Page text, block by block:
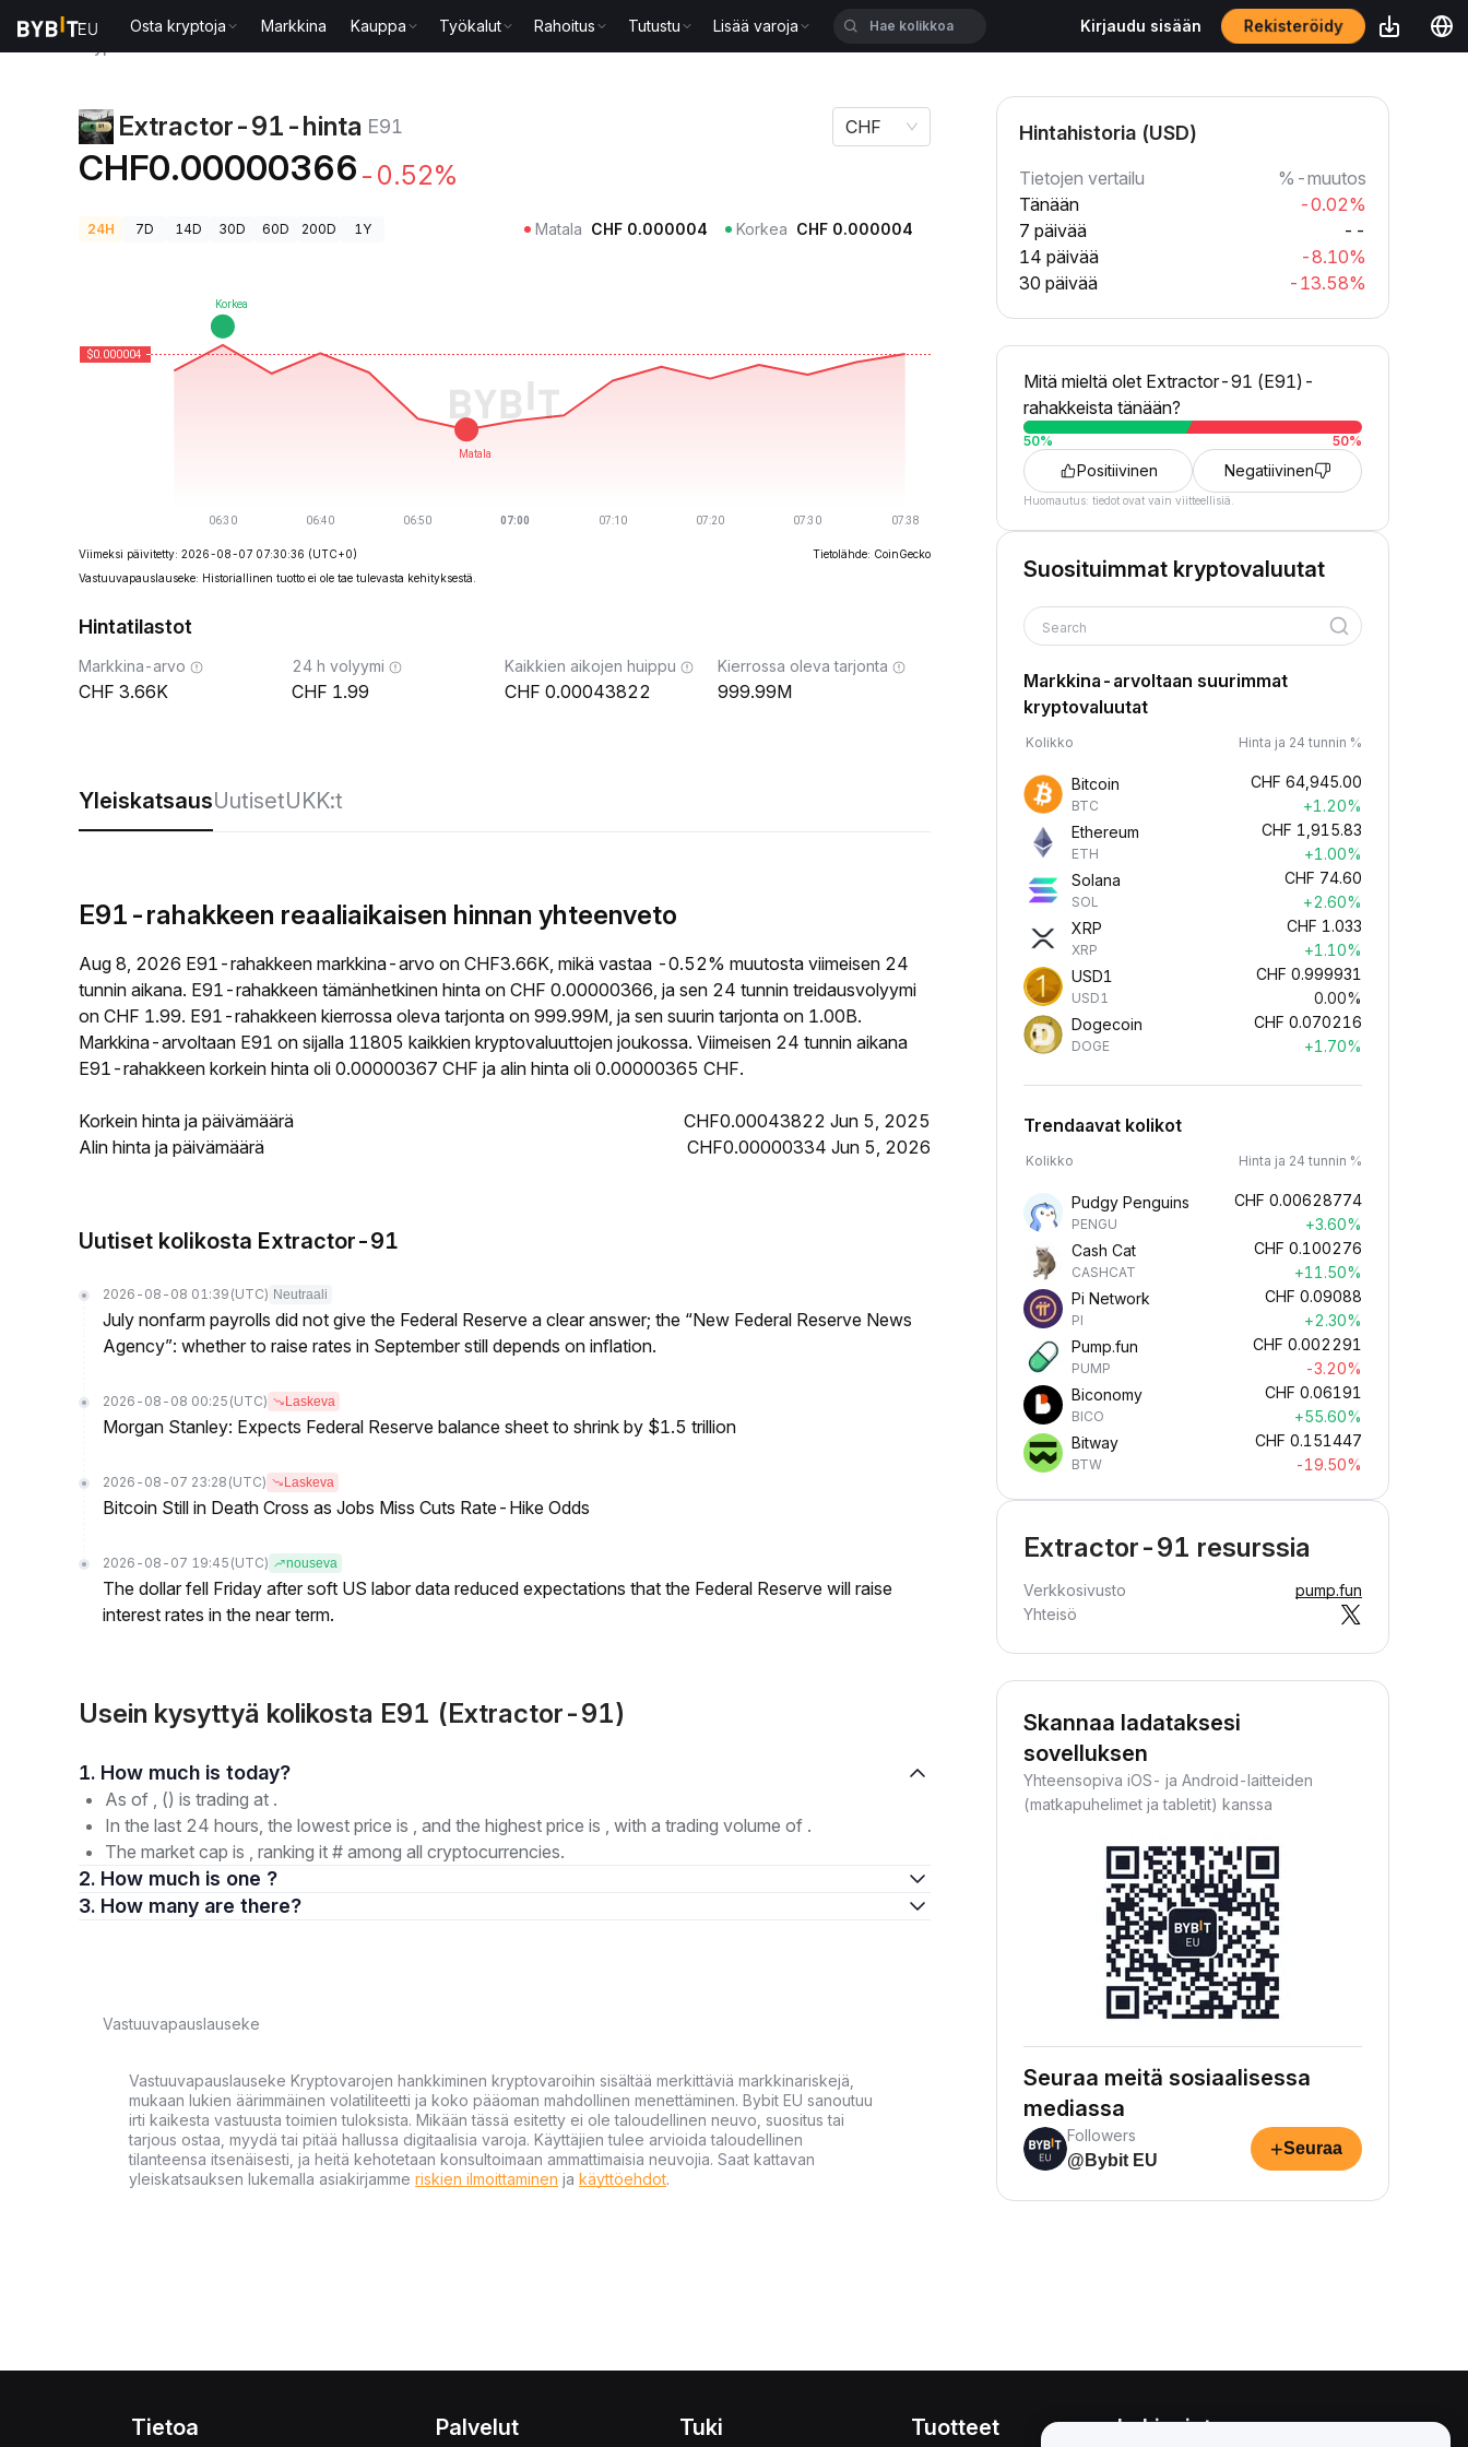
Osta kryptoja Markkina Kauppa Työkalut Rahoitus Tutustu Lisää varoja Kirjaudu sisään Rekisteröidy
Extractor-91-hinta E91
CHF0.00000366 -0.52%
CHF
24H 7D 14D 30D 60D 200D 1Y Matala CHF 0.000004 Korkea CHF 0.000004
Viimeksi päivitetty: 2026-08-07 07:30:36 (UTC+0)
Tietolähde: CoinGecko
Vastuuvapauslauseke: Historiallinen tuotto ei ole tae tulevasta kehityksestä.
Hintatilastot
Markkina-arvo
3.66K
24 h volyymi
1.99
Kaikkien aikojen huippu
0.00043822
Kierrossa oleva tarjonta
999.99M
YleiskatsausUutisetUKK:t
E91-rahakkeen reaaliaikaisen hinnan yhteenveto
Aug 8, 2026 E91-rahakkeen markkina-arvo on CHF3.66K, mikä vastaa -0.52% muutosta viimeisen 24
tunnin aikana. E91-rahakkeen tämänhetkinen hinta on CHF 0.00000366, ja sen 24 tunnin treidausvolyymi
on CHF 1.99. E91-rahakkeen kierrossa oleva tarjonta on 999.99M, ja sen suurin tarjonta on 1.00B.
Markkina-arvoltaan E91 on sijalla 11805 kaikkien kryptovaluuttojen joukossa. Viimeisen 24 tunnin aikana
E91-rahakkeen korkein hinta oli 0.00000367 CHF ja alin hinta oli 0.00000365 CHF.
Korkein hinta ja päivämäärä
CHF0.00043822 Jun 5, 2025
Alin hinta ja päivämäärä
CHF0.00000334 Jun 5, 2026
Uutiset kolikosta Extractor-91
2026-08-08 01:39 (UTC) Neutraali
July nonfarm payrolls did not give the Federal Reserve a clear answer; the “New Federal Reserve News
Agency”: whether to raise rates in September still depends on inflation.
2026-08-08 00:25 (UTC) Laskeva
Morgan Stanley: Expects Federal Reserve balance sheet to shrink by $1.5 trillion
2026-08-07 23:28 (UTC) Laskeva
Bitcoin Still in Death Cross as Jobs Miss Cuts Rate-Hike Odds
2026-08-07 19:45 (UTC) nouseva
The dollar fell Friday after soft US labor data reduced expectations that the Federal Reserve will raise
interest rates in the near term.
Usein kysyttyä kolikosta E91 (Extractor-91)
1. How much is today?
As of , () is trading at .
In the last 24 hours, the lowest price is , and the highest price is , with a trading volume of .
The market cap is , ranking it # among all cryptocurrencies.
2. How much is one ?
3. How many are there?
Vastuuvapauslauseke
Vastuuvapauslauseke Kryptovarojen hankkiminen kryptovaroihin sisältää merkittäviä markkinariskejä,
mukaan lukien äärimmäinen volatiliteetti ja koko pääoman mahdollinen menettäminen. Bybit EU sanoutuu
irti kaikesta vastuusta toimien tuloksista. Mikään tässä esitetty ei ole taloudellinen neuvo, suositus tai
tarjous ostaa, myydä tai pitää hallussa digitaalisia varoja. Käyttäjien tulee arvioida taloudellinen
tilanteensa itsenäisesti, ja heitä kehotetaan konsultoimaan ammattimaisia neuvojia. Saat kattavan
yleiskatsauksen lukemalla asiakirjamme riskien ilmoittaminen ja käyttöehdot.
Hintahistoria (USD)
Tietojen vertailu
%-muutos
Tänään
-0.02%
7 päivää
--
14 päivää
-8.10%
30 päivää
-13.58%
Mitä mieltä olet Extractor-91 (E91)-
rahakkeista tänään?
50% 50%
Positiivinen Negatiivinen
Huomautus: tiedot ovat vain viitteellisiä.
Suosituimmat kryptovaluutat
Search
Markkina-arvoltaan suurimmat
kryptovaluutat
Kolikko Hinta ja 24 tunnin %
Bitcoin
BTC
CHF 64,945.00
+1.20%
Ethereum
ETH
CHF 1,915.83
+1.00%
Solana
SOL
CHF 74.60
+2.60%
XRP
XRP
CHF 1.033
+1.10%
USD1
USD1
CHF 0.999931
0.00%
Dogecoin
DOGE
CHF 0.070216
+1.70%
Trendaavat kolikot
Kolikko Hinta ja 24 tunnin %
Pudgy Penguins
PENGU
CHF 0.00628774
+3.60%
Cash Cat
CASHCAT
CHF 0.100276
+11.50%
Pi Network
PI
CHF 0.09088
+2.30%
Pump.fun
PUMP
CHF 0.002291
-3.20%
Biconomy
BICO
CHF 0.06191
+55.60%
Bitway
BTW
CHF 0.151447
-19.50%
Extractor-91 resurssia
Verkkosivusto
pump.fun
Yhteisö
Skannaa ladataksesi
sovelluksen
Yhteensopiva iOS- ja Android-laitteiden
(matkapuhelimet ja tabletit) kanssa
Seuraa meitä sosiaalisessa
mediassa
Followers
@Bybit EU
+Seuraa
Tietoa Palvelut Tuki Tuotteet Lakiasiat